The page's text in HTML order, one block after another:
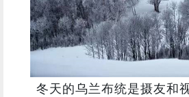
冬天的乌兰布统是摄友和